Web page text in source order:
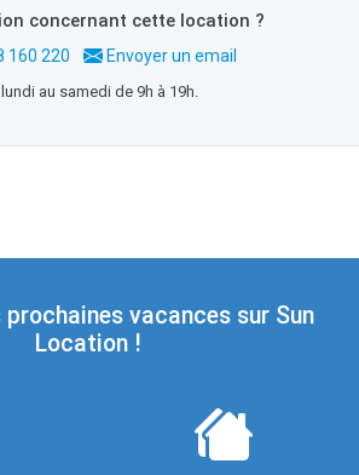
concernant cette location ?
160 220 Envoyer un email
au samedi de 9h à 19h.
prochaines vacances sur Sun
Location !